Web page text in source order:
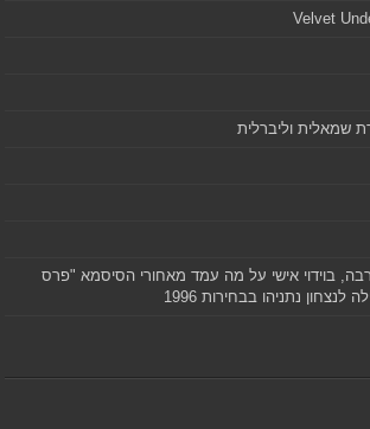
שמאלית וליברלית
בוידוי אישי על מה עמד מאחורי הסיסמא "פרס
נתניהו בבחירות 1996